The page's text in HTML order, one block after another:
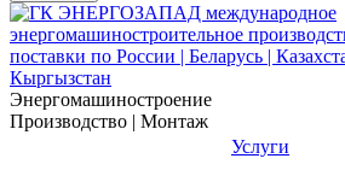
Энергомашиностроение
Производство | Монтаж
Услуги